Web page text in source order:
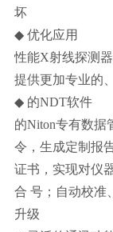
坏
◆ 优化应用
性能X射线探测
提供更加专业的
◆ 的NDT软件
的Niton专有数据
令，生成定制报
证书，实现对仪
合 号；自动校准
升级